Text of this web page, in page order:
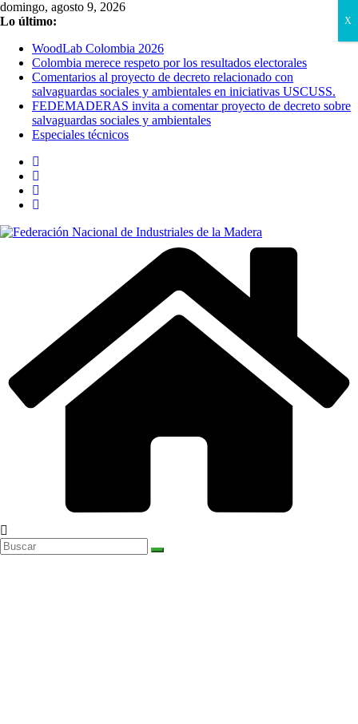
Saltar
al
domingo, agosto 9, 2026
Lo último:
WoodLab Colombia 2026
Colombia merece respeto por los resultados electorales
Comentarios al proyecto de decreto relacionado con
salvaguardas sociales y ambientales en iniciativas USCUSS.
FEDEMADERAS invita a comentar proyecto de decreto sobre
salvaguardas sociales y ambientales
Especiales técnicos
X